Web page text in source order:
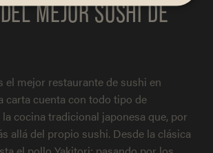
MEJOR SUSHI DE
el mejor restaurante de sushi en
carta cuenta con todo tipo de
cocina tradicional japonesa que, por
allá del propio sushi. Desde la clásica